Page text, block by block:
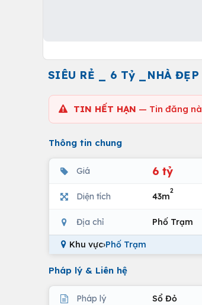
SIÊU RẺ _ 6 Tỷ _NHÀ ĐẸP
TIN HẾT HẠN — Tin đăng
Thông tin chung
Giá 6 tỷ
Diện tích 43m
2
Địa chỉ Phố Trạm
Khu vực›Phố Trạm
Pháp lý & Liên hệ
Pháp lý Sổ Đỏ